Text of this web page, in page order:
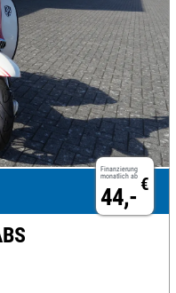
Finanzierung
monatlich ab €
44,-